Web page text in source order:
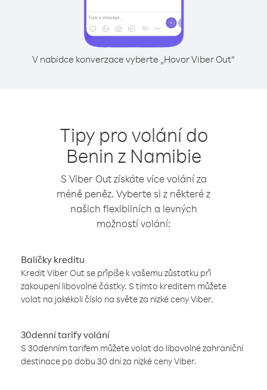
V nabídce konverzace vyberte „Hovor Viber Out“
Tipy pro volání do
Benin z Namibie
S Viber Out získáte více volání za
méně peněz. Vyberte si z některé z
našich flexibilních a levných
možností volání:
Balíčky kreditu
Kredit Viber Out se připíše k vašemu zůstatku při
zakoupení libovolné částky. S tímto kreditem můžete
volat na jakékoli číslo na světe za nízké ceny Viber.
30denní tarify volání
S 30denním tarifem můžete volat do libovolné zahraniční
destinace po dobu 30 dní za nízké ceny Viber.